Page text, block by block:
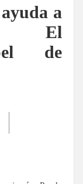
a
El
de